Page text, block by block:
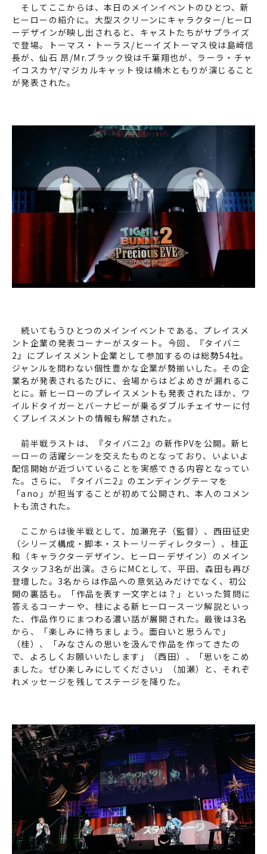
そしてここからは、本日のメインイベントのひとつ、新
ヒーローの紹介に。大型スクリーンにキャラクター/ヒーロ
ーデザインが映し出されると、キャストたちがサプライズ
で登場。トーマス・トーラス/ヒーイズトーマス役は島﨑信
長が、仙石 昂/Mr.ブラック役は千葉翔也が、ラーラ・チャ
イコスカヤ/マジカルキャット役は楠木ともりが演じること
が発表された。
続いてもうひとつのメインイベントである、プレイスメ
ント企業の発表コーナーがスタート。今回、『タイバニ
2』にプレイスメント企業として参加するのは総勢54社。
ジャンルを問わない個性豊かな企業が勢揃いした。その企
業名が発表されるたびに、会場からはどよめきが漏れるこ
とに。新ヒーローのプレイスメントも発表されたほか、ワ
イルドタイガーとバーナビーが乗るダブルチェイサーに付
くプレイスメントの情報も解禁された。
前半戦ラストは、『タイバニ2』の新作PVを公開。新ヒ
ーローの活躍シーンを交えたものとなっており、いよいよ
配信開始が近づいていることを実感できる内容となってい
た。さらに、『タイバニ2』のエンディングテーマを
「ano」が担当することが初めて公開され、本人のコメン
トも流された。
ここからは後半戦として、加瀬充子（監督）、西田征史
（シリーズ構成・脚本・ストーリーディレクター）、桂正
和（キャラクターデザイン、ヒーローデザイン）のメイン
スタッフ3名が出演。さらにMCとして、平田、森田も再び
登壇した。3名からは作品への意気込みだけでなく、初公
開の裏話も。「作品を表す一文字とは？」といった質問に
答えるコーナーや、桂による新ヒーロースーツ解説といっ
た、作品作りにまつわる濃い話が展開された。最後は3名
から、「楽しみに待ちましょう。面白いと思うんで」
（桂）、「みなさんの思いを汲んで作品を作ってきたの
で、よろしくお願いいたします」（西田）、「思いをこめ
ました。ぜひ楽しみにしてください」（加瀬）と、それぞ
れメッセージを残してステージを降りた。